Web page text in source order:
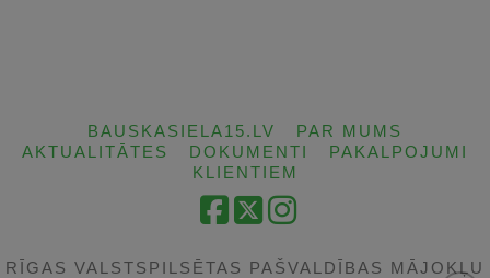
BAUSKASIELA15.LV
PAR MUMS
AKTUALITĀTES
DOKUMENTI
PAKALPOJUMI
KLIENTIEM
Facebook
X Instagram
RĪGAS VALSTSPILSĒTAS PAŠVALDĪBAS MĀJOKĻU